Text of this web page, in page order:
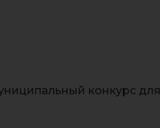
конкурс для